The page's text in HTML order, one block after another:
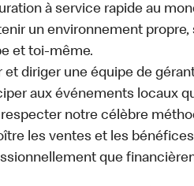
à service rapide au
un environnement
et toi-même.
et diriger une équipe de
aux événements locaux
respecter notre célèbre
les ventes et les
que